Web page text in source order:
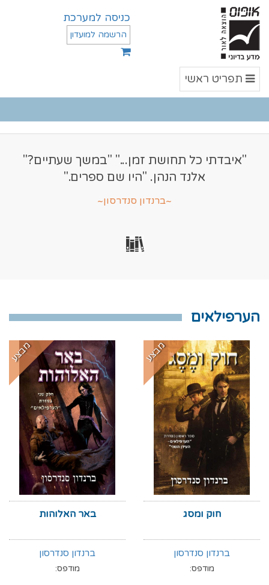
כניסה למערכת
הרשמה למועדון
תפריט
ראשי
תפריט ראשי
"איבדתי כל תחושת זמן..." "במשך שעתיים?"
אלנד הנהן. "היו שם ספרים."
~ברנדון סנדרסון~
הערפילאים
מבצע
חוק ומסג
ברנדון סנדרסון
מודפס:
מבצע
באר האלוהות
ברנדון סנדרסון
מודפס: